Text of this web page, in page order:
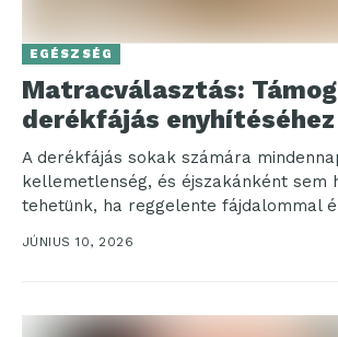
EGÉSZSÉG
Matracválasztás:
derékfájás enyhítéséhez
A derékfájás sokak számára
kellemetlenség, és éjszakánként sem
tehetünk, ha reggelente fájdalommal
JÚNIUS 10, 2026